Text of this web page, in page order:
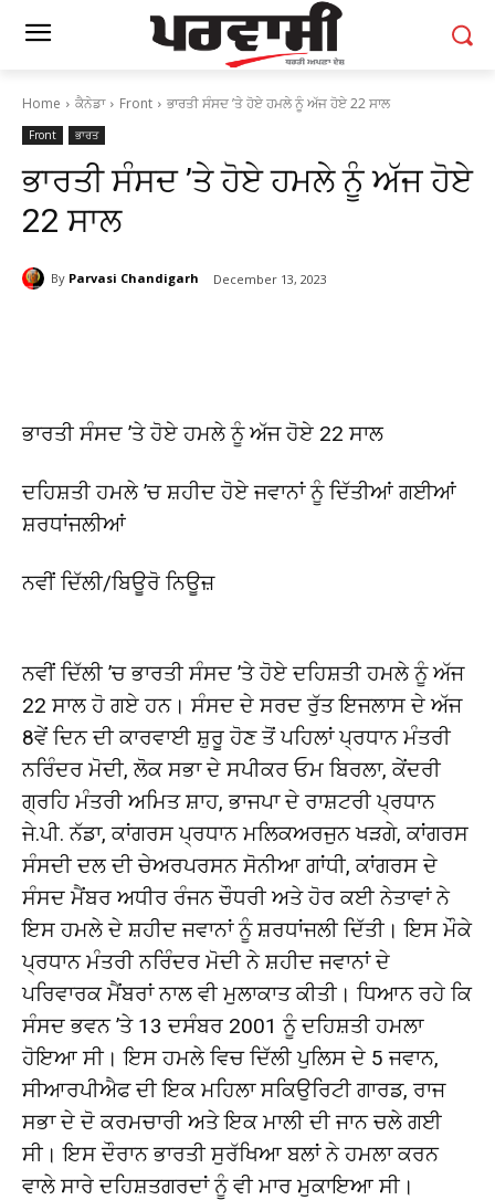
Home ਕੈਨੇਡਾ Front ਭਾਰਤੀ ਸੰਸਦ ’ਤੇ ਹੋਏ ਹਮਲੇ ਨੂੰ ਅੱਜ ਹੋਏ 22 ਸਾਲ
Front ਭਾਰਤ
ਭਾਰਤੀ ਸੰਸਦ ’ਤੇ ਹੋਏ ਹਮਲੇ ਨੂੰ ਅੱਜ ਹੋਏ
22 ਸਾਲ
By Parvasi Chandigarh December 13, 2023
ਭਾਰਤੀ ਸੰਸਦ ’ਤੇ ਹੋਏ ਹਮਲੇ ਨੂੰ ਅੱਜ ਹੋਏ 22 ਸਾਲ
ਦਹਿਸ਼ਤੀ ਹਮਲੇ ’ਚ ਸ਼ਹੀਦ ਹੋਏ ਜਵਾਨਾਂ ਨੂੰ ਦਿੱਤੀਆਂ ਗਈਆਂ
ਸ਼ਰਧਾਂਜਲੀਆਂ
ਨਵੀਂ ਦਿੱਲੀ/ਬਿਊਰੋ ਨਿਊਜ਼
ਨਵੀਂ ਦਿੱਲੀ ’ਚ ਭਾਰਤੀ ਸੰਸਦ ’ਤੇ ਹੋਏ ਦਹਿਸ਼ਤੀ ਹਮਲੇ ਨੂੰ ਅੱਜ
22 ਸਾਲ ਹੋ ਗਏ ਹਨ। ਸੰਸਦ ਦੇ ਸਰਦ ਰੁੱਤ ਇਜਲਾਸ ਦੇ ਅੱਜ
8ਵੇਂ ਦਿਨ ਦੀ ਕਾਰਵਾਈ ਸ਼ੁਰੂ ਹੋਣ ਤੋਂ ਪਹਿਲਾਂ ਪ੍ਰਧਾਨ ਮੰਤਰੀ
ਨਰਿੰਦਰ ਮੋਦੀ, ਲੋਕ ਸਭਾ ਦੇ ਸਪੀਕਰ ਓਮ ਬਿਰਲਾ, ਕੇਂਦਰੀ
ਗ੍ਰਹਿ ਮੰਤਰੀ ਅਮਿਤ ਸ਼ਾਹ, ਭਾਜਪਾ ਦੇ ਰਾਸ਼ਟਰੀ ਪ੍ਰਧਾਨ
ਜੇ.ਪੀ. ਨੱਡਾ, ਕਾਂਗਰਸ ਪ੍ਰਧਾਨ ਮਲਿਕਅਰਜੁਨ ਖੜਗੇ, ਕਾਂਗਰਸ
ਸੰਸਦੀ ਦਲ ਦੀ ਚੇਅਰਪਰਸਨ ਸੋਨੀਆ ਗਾਂਧੀ, ਕਾਂਗਰਸ ਦੇ
ਸੰਸਦ ਮੈਂਬਰ ਅਧੀਰ ਰੰਜਨ ਚੌਧਰੀ ਅਤੇ ਹੋਰ ਕਈ ਨੇਤਾਵਾਂ ਨੇ
ਇਸ ਹਮਲੇ ਦੇ ਸ਼ਹੀਦ ਜਵਾਨਾਂ ਨੂੰ ਸ਼ਰਧਾਂਜਲੀ ਦਿੱਤੀ। ਇਸ ਮੌਕੇ
ਪ੍ਰਧਾਨ ਮੰਤਰੀ ਨਰਿੰਦਰ ਮੋਦੀ ਨੇ ਸ਼ਹੀਦ ਜਵਾਨਾਂ ਦੇ
ਪਰਿਵਾਰਕ ਮੈਂਬਰਾਂ ਨਾਲ ਵੀ ਮੁਲਾਕਾਤ ਕੀਤੀ। ਧਿਆਨ ਰਹੇ ਕਿ
ਸੰਸਦ ਭਵਨ ’ਤੇ 13 ਦਸੰਬਰ 2001 ਨੂੰ ਦਹਿਸ਼ਤੀ ਹਮਲਾ
ਹੋਇਆ ਸੀ। ਇਸ ਹਮਲੇ ਵਿਚ ਦਿੱਲੀ ਪੁਲਿਸ ਦੇ 5 ਜਵਾਨ,
ਸੀਆਰਪੀਐਫ ਦੀ ਇਕ ਮਹਿਲਾ ਸਕਿਉਰਿਟੀ ਗਾਰਡ, ਰਾਜ
ਸਭਾ ਦੇ ਦੋ ਕਰਮਚਾਰੀ ਅਤੇ ਇਕ ਮਾਲੀ ਦੀ ਜਾਨ ਚਲੇ ਗਈ
ਸੀ। ਇਸ ਦੌਰਾਨ ਭਾਰਤੀ ਸੁਰੱਖਿਆ ਬਲਾਂ ਨੇ ਹਮਲਾ ਕਰਨ
ਵਾਲੇ ਸਾਰੇ ਦਹਿਸ਼ਤਗਰਦਾਂ ਨੂੰ ਵੀ ਮਾਰ ਮੁਕਾਇਆ ਸੀ।